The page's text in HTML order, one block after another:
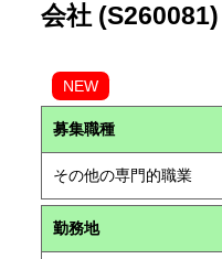
会社 (S260081)
NEW
募集職種
その他の専門的職業
勤務地